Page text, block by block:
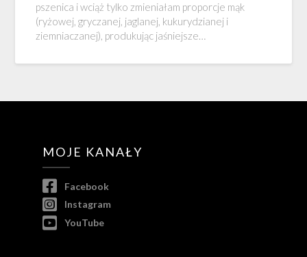
pszenica i wciąż tylko zmieniałam proporcje mąk
(ryżowej, gryczanej, jaglanej, kukurydzianej i
ziemniaczanej), produkując jaśniejsze…
MOJE KANAŁY
Facebook
Instagram
YouTube